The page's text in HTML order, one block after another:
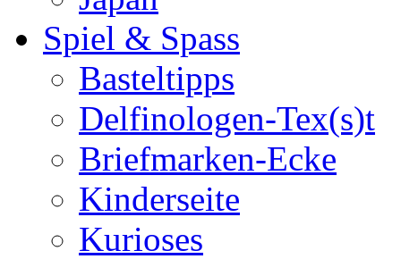
Spiel & Spass
Basteltipps
Delfinologen-Tex(s)t
Briefmarken-Ecke
Kinderseite
Kurioses